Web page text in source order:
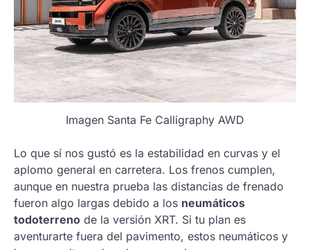
Imagen Santa Fe Calligraphy AWD
Lo que sí nos gustó es la estabilidad en curvas y el
aplomo general en carretera. Los frenos cumplen,
aunque en nuestra prueba las distancias de frenado
fueron algo largas debido a los neumáticos
todoterreno de la versión XRT. Si tu plan es
aventurarte fuera del pavimento, estos neumáticos y